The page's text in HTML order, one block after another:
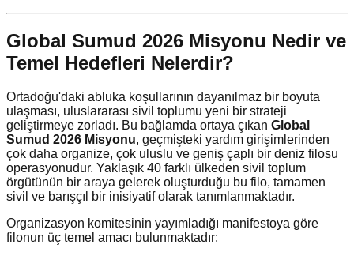
Global Sumud 2026 Misyonu Nedir ve
Temel Hedefleri Nelerdir?
Ortadoğu'daki abluka koşullarının dayanılmaz bir boyuta
ulaşması, uluslararası sivil toplumu yeni bir strateji
geliştirmeye zorladı. Bu bağlamda ortaya çıkan Global
Sumud 2026 Misyonu, geçmişteki yardım girişimlerinden
çok daha organize, çok uluslu ve geniş çaplı bir deniz filosu
operasyonudur. Yaklaşık 40 farklı ülkeden sivil toplum
örgütünün bir araya gelerek oluşturduğu bu filo, tamamen
sivil ve barışçıl bir inisiyatif olarak tanımlanmaktadır.
Organizasyon komitesinin yayımladığı manifestoya göre
filonun üç temel amacı bulunmaktadır: